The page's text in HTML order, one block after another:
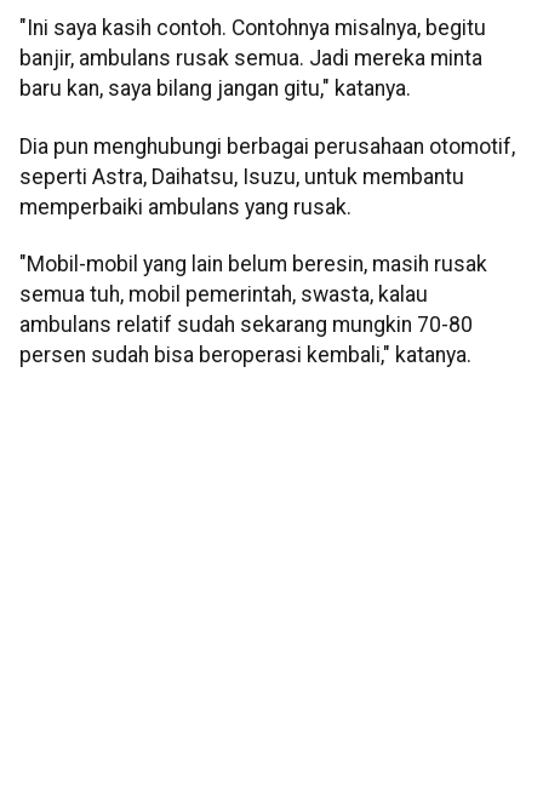
"Ini saya kasih contoh. Contohnya misalnya, begitu
banjir, ambulans rusak semua. Jadi mereka minta
baru kan, saya bilang jangan gitu," katanya.
Dia pun menghubungi berbagai perusahaan otomotif,
seperti Astra, Daihatsu, Isuzu, untuk membantu
memperbaiki ambulans yang rusak.
"Mobil-mobil yang lain belum beresin, masih rusak
semua tuh, mobil pemerintah, swasta, kalau
ambulans relatif sudah sekarang mungkin 70-80
persen sudah bisa beroperasi kembali," katanya.